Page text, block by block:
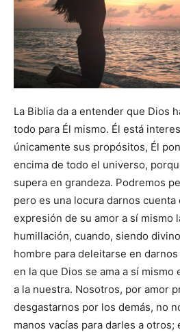
La Biblia da a entender que Dios
todo para Él mismo. Él está
únicamente sus propósitos, Él
encima de todo el universo,
supera en grandeza. Podremos
pero es una locura darnos cuenta
expresión de su amor a sí mismo
humillación, cuando, siendo
hombre para deleitarse en
en la que Dios se ama a sí
a la nuestra. Nosotros, por amor
desgastarnos por los demás, no
manos vacías para darles a otros;